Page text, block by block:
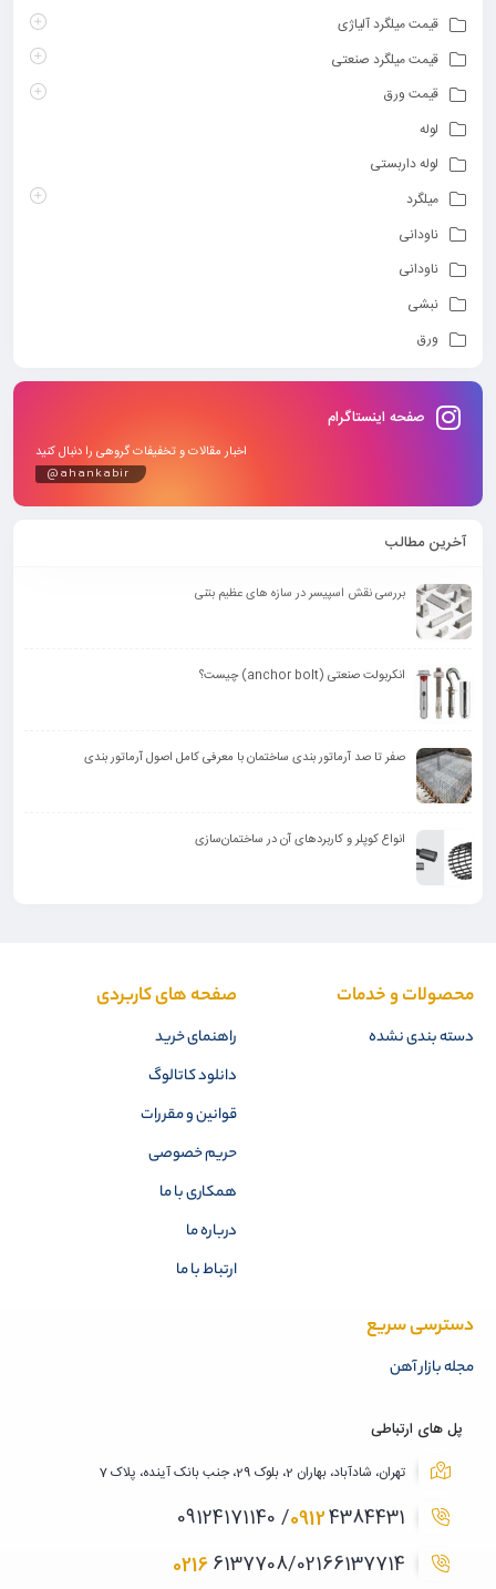
قیمت میلگرد آلیاژی
قیمت میلگرد صنعتی
قیمت ورق
لوله
لوله داربستی
میلگرد
ناودانی
ناودانی
نبشی
ورق
صفحه اینستاگرام
اخبار مقالات و تخفیفات گروهی را دنبال کنید
@ahankabir
آخرین مطالب
بررسی نقش اسپیسر در سازه های عظیم بتنی
انکربولت صنعتی (anchor bolt) چیست؟
صفر تا صد آرماتور بندی ساختمان با معرفی کامل اصول آرماتور بندی
انواع کوپلر و کاربرد‌های آن در ساختمان‌سازی
محصولات و خدمات
دسته بندی نشده
صفحه های کاربردی
راهنمای خرید
دانلود کاتالوگ
قوانین و مقررات
حریم خصوصی
همکاری با ما
درباره ما
ارتباط با ما
دسترسی سریع
مجله بازار آهن
پل های ارتباطی
تهران، شادآباد، بهاران 2، بلوک 29، جنب بانک آینده، پلاک 7
09124384431/ 09124171140
02166137708/02166137714